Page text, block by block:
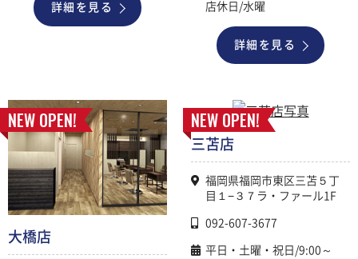
詳細を見る
店休日/水曜
詳細を見る
NEW OPEN!
大橋店
NEW OPEN!
三苫店
福岡県福岡市東区三苫５丁
目１−３７ラ・ファール1F
092-607-3677
平日・土曜・祝日/9:00～